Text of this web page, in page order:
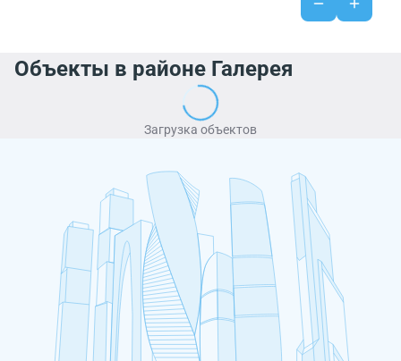
Объекты в районе Галерея
Загрузка объектов